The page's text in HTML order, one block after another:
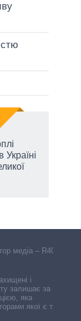
медіа – R40-
і
залишає за
яка
якої є треті